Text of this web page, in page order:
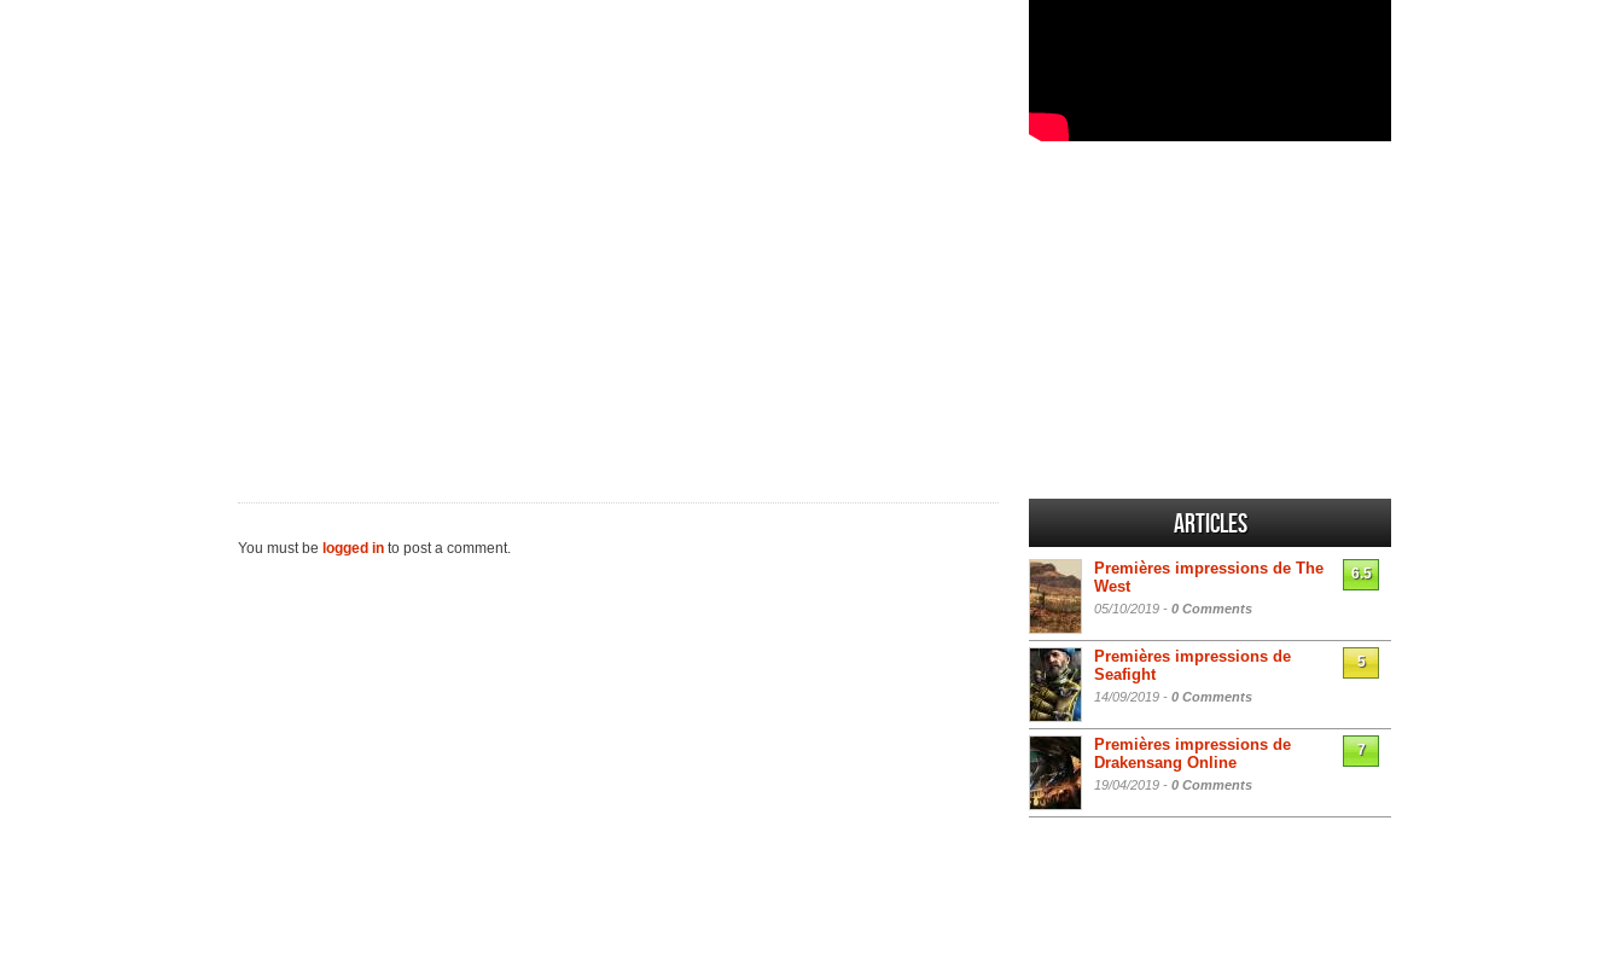
You must be logged in to post a comment.
Articles
Premières impressions de The
West
05/10/2019 - 0 Comments
6.5
Premières impressions de
Seafight
14/09/2019 - 0 Comments
5
Premières impressions de
Drakensang Online
19/04/2019 - 0 Comments
7